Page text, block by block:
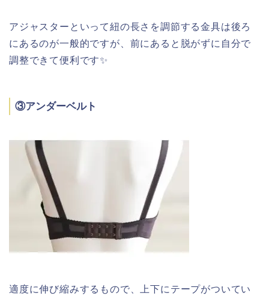
アジャスターといって紐の長さを調節する金具は後ろ
にあるのが一般的ですが、前にあると脱がずに自分で
調整できて便利です✨
③アンダーベルト
適度に伸び縮みするもので、上下にテープがついてい